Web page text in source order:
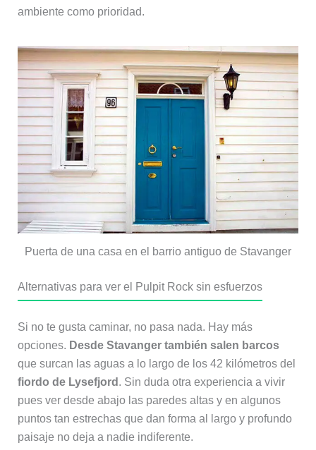
ambiente como prioridad.
Puerta de una casa en el barrio antiguo de Stavanger
Alternativas para ver el Pulpit Rock sin esfuerzos
Si no te gusta caminar, no pasa nada. Hay más
opciones. Desde Stavanger también salen barcos
que surcan las aguas a lo largo de los 42 kilómetros del
fiordo de Lysefjord . Sin duda otra experiencia a vivir
pues ver desde abajo las paredes altas y en algunos
puntos tan estrechas que dan forma al largo y profundo
paisaje no deja a nadie indiferente.